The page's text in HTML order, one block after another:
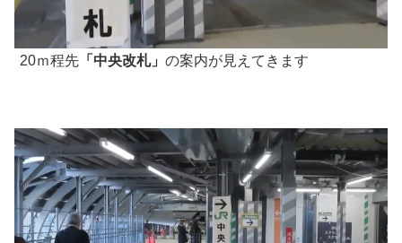
20ｍ程先 「中央改札」 の案内が見えてきます